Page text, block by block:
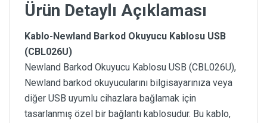
Ürün Detaylı Açıklaması
Kablo-Newland Barkod Okuyucu Kablosu USB
(CBL026U)
Newland Barkod Okuyucu Kablosu USB (CBL026U),
Newland barkod okuyucularını bilgisayarınıza veya
diğer USB uyumlu cihazlara bağlamak için
tasarlanmış özel bir bağlantı kablosudur. Bu kablo,